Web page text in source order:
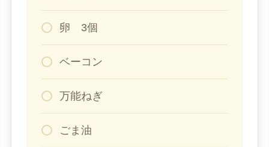
卵 3個
ベーコン
万能ねぎ
ごま油